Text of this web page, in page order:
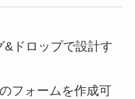
ドロップで設計す
フォームを作成可